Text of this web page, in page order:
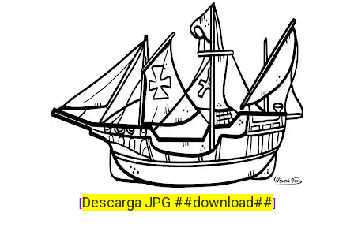
[Descarga JPG ##download##]